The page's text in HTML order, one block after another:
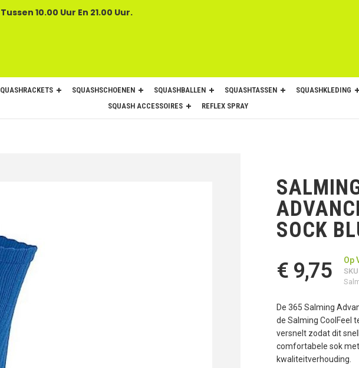
10.00 Uur En 21.00 Uur.
SQUASHSCHOENEN SQUASHBALLEN SQUASHTASSEN
SQUASHKLEDING
SQUASH ACCESSOIRES
REFLEX SPRAY
SOCK
€ 9,75
Op
SKU
De 365 Salming
de Salming CoolFeel
versnelt zodat dit
comfortabele sok
kwaliteitverhouding.